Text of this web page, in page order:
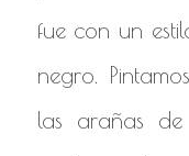
fue con un
negro.
las arañas